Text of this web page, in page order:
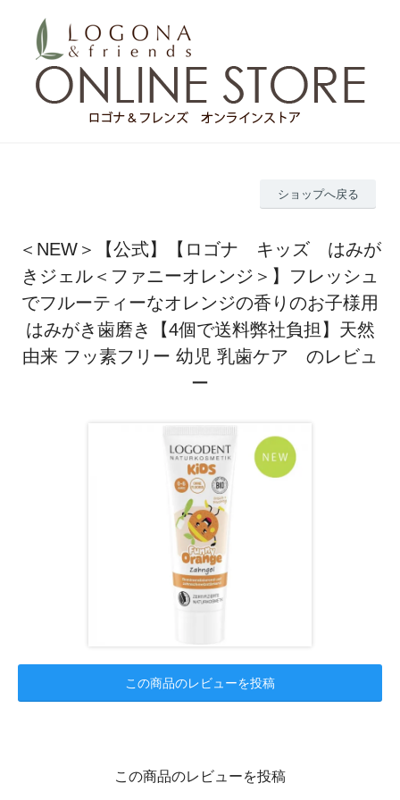
ショップへ戻る
＜NEW＞【公式】【ロゴナ キッズ はみが
きジェル＜ファニーオレンジ＞】フレッシュ
でフルーティーなオレンジの香りのお子様用
はみがき歯磨き【4個で送料弊社負担】天然
由来 フッ素フリー 幼児 乳歯ケア のレビュ
ー
この商品のレビューを投稿
この商品のレビューを投稿